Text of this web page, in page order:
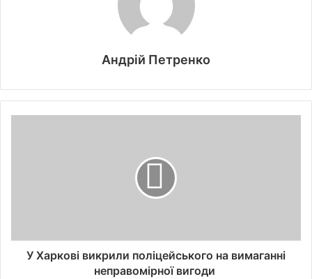
Андрій Петренко
У Харкові викрили поліцейського на вимаганні
неправомірної вигоди